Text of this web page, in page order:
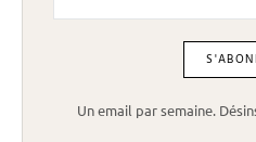
Un email par semaine.